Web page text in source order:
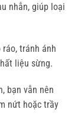
nhẫn, giúp loại
tránh ánh
liệu sừng.
bạn vẫn nên
nứt hoặc trầy